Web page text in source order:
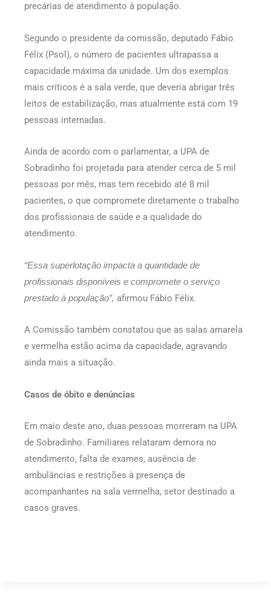
precárias de atendimento à população.
Segundo o presidente da comissão, deputado Fábio
Félix (Psol), o número de pacientes ultrapassa a
capacidade máxima da unidade. Um dos exemplos
mais críticos é a sala verde, que deveria abrigar três
leitos de estabilização, mas atualmente está com 19
pessoas internadas.
Ainda de acordo com o parlamentar, a UPA de
Sobradinho foi projetada para atender cerca de 5 mil
pessoas por mês, mas tem recebido até 8 mil
pacientes, o que compromete diretamente o trabalho
dos profissionais de saúde e a qualidade do
atendimento.
“Essa superlotação impacta a quantidade de
profissionais disponíveis e compromete o serviço
prestado à população”, afirmou Fábio Félix.
A Comissão também constatou que as salas amarela
e vermelha estão acima da capacidade, agravando
ainda mais a situação.
Casos de óbito e denúncias
Em maio deste ano, duas pessoas morreram na UPA
de Sobradinho. Familiares relataram demora no
atendimento, falta de exames, ausência de
ambulâncias e restrições à presença de
acompanhantes na sala vermelha, setor destinado a
casos graves.